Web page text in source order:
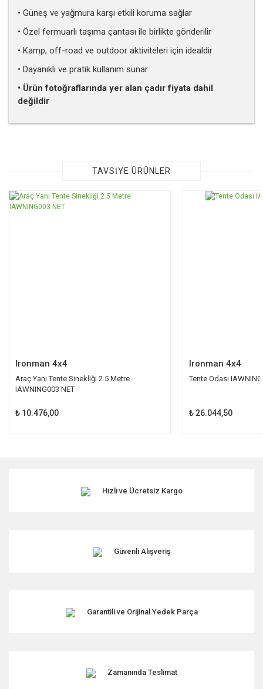
• Güneş ve yağmura karşı etkili koruma sağlar
• Özel fermuarlı taşıma çantası ile birlikte gönderilir
• Kamp, off-road ve outdoor aktiviteleri için idealdir
• Dayanıklı ve pratik kullanım sunar
• Ürün fotoğraflarında yer alan çadır fiyata dahil
değildir
Görüş ve önerileriniz için teşekkür ederiz.
Ürün resmi kalitesiz, bozuk veya görüntülenemiyor.
TAVSİYE ÜRÜNLER
Ironman 4x4
Araç Yanı Tente Sinekliği 2.5 Metre
IAWNING003 NET
₺ 10.476,00
Ironman 4x4
Tente Odası
₺ 26.044,50
Hızlı ve Ücretsiz Kargo
Güvenli Alışveriş
Garantili ve Orijinal Yedek Parça
Zamanında Teslimat